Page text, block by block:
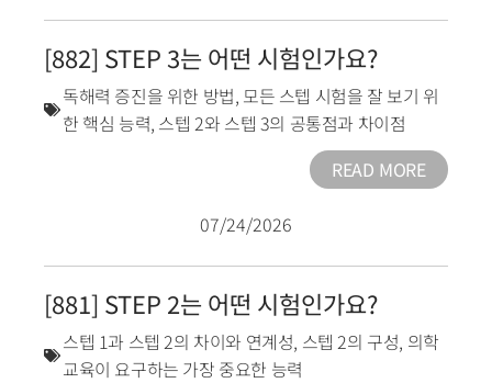
[882] STEP 3는 어떤 시험인가요?
독해력 증진을 위한 방법, 모든 스텝 시험을 잘 보기 위
한 핵심 능력, 스텝 2와 스텝 3의 공통점과 차이점
READ MORE
07/24/2026
[881] STEP 2는 어떤 시험인가요?
스텝 1과 스텝 2의 차이와 연계성, 스텝 2의 구성, 의학
교육이 요구하는 가장 중요한 능력